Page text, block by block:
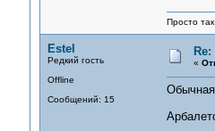
Просто
Estel
Редкий гость
Offline
Сообщений: 15
«
Обычная